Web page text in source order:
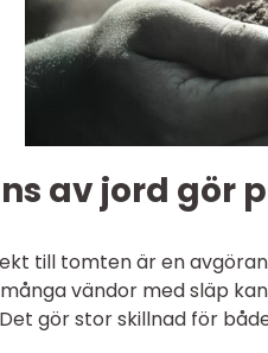
av jord gör
till tomten är en
vändor med släp
gör stor skillnad för